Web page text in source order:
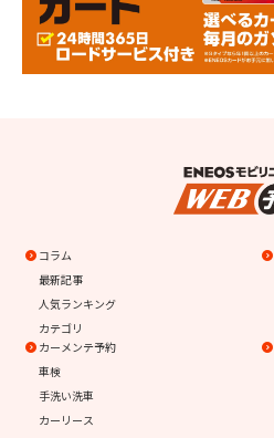
コラム
最新記事
人気ランキング
カテゴリ
カーメンテ予約
車検
手洗い洗車
カーリース